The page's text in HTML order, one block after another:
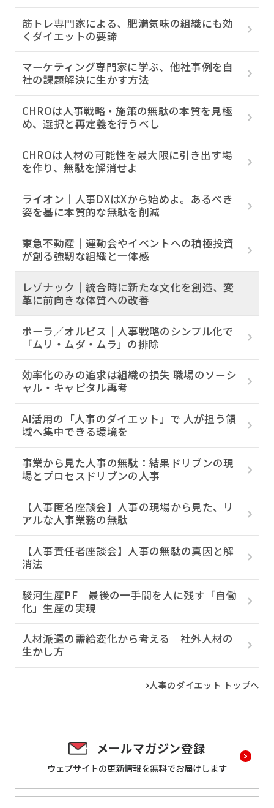
筋トレ専門家による、肥満気味の組織にも効
くダイエットの要諦
マーケティング専門家に学ぶ、他社事例を自
社の課題解決に生かす方法
CHROは人事戦略・施策の無駄の本質を見極
め、選択と再定義を行うべし
CHROは人材の可能性を最大限に引き出す場
を作り、無駄を解消せよ
ライオン｜人事DXはXから始めよ。あるべき
姿を基に本質的な無駄を削減
東急不動産｜運動会やイベントへの積極投資
が創る強靭な組織と一体感
レゾナック｜統合時に新たな文化を創造、変
革に前向きな体質への改善
ポーラ／オルビス｜人事戦略のシンプル化で
「ムリ・ムダ・ムラ」の排除
効率化のみの追求は組織の損失 職場のソーシ
ャル・キャピタル再考
AI活用の「人事のダイエット」で 人が担う領
域へ集中できる環境を
事業から見た人事の無駄：結果ドリブンの現
場とプロセスドリブンの人事
【人事匿名座談会】人事の現場から見た、リ
アルな人事業務の無駄
【人事責任者座談会】人事の無駄の真因と解
消法
駿河生産PF｜最後の一手間を人に残す「自働
化」生産の実現
人材派遣の需給変化から考える 社外人材の
生かし方
人事のダイエット トップへ
メールマガジン登録
ウェブサイトの更新情報を無料でお届けします